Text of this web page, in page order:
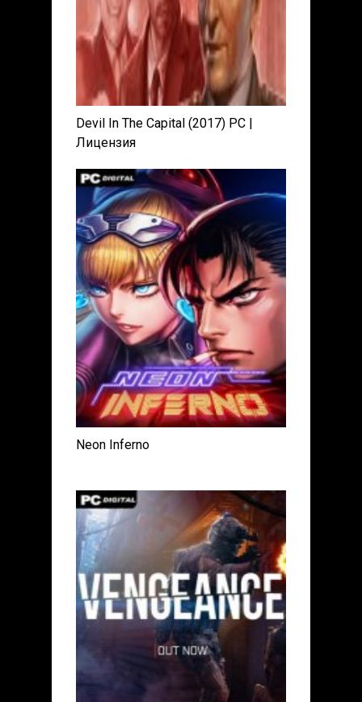
Devil In The Capital (2017) PC |
Лицензия
Neon Inferno